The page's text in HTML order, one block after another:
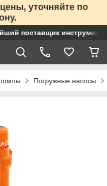
уточняйте по
поставщик
Погружные насосы